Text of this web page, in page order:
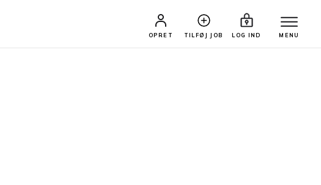
OPRET TILFØJ JOB LOG IND MENU